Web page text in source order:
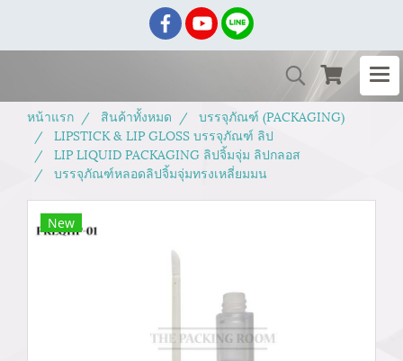
หน้าแรก สินค้าทั้งหมด
บรรจุภัณฑ์ (PACKAGING)
LIPSTICK & LIP GLOSS บรรจุภัณฑ์ ลิป
LIP LIQUID PACKAGING ลิปจิ้มจุ่ม ลิปกลอส
บรรจุภัณฑ์หลอดลิปจิ้มจุ่มทรงเหลี่ยมมน
New